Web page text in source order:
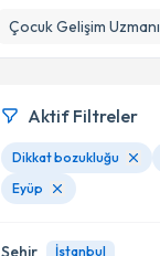
Çocuk Gelişim Uzmanı
Aktif Filtreler
Dikkat bozukluğu
Eyüp
Şehir İstanbul